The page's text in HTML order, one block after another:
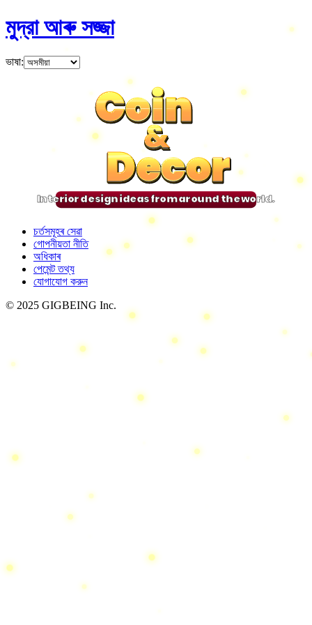
মুদ্রা আৰু সজ্জা
ভাষা:
Coin
&
Decor
Coin
&
Decor
Coin
&
Decor
Coin
&
Decor
Interior design ideas from around the world.
চৰ্তসমূহৰ সেৱা
গোপনীয়তা নীতি
অধিকাৰ
পেমেন্ট তথ্য
যোগাযোগ করুন
© 2025 GIGBEING Inc.